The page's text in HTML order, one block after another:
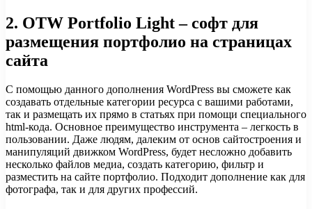
2. OTW Portfolio Light – софт для
размещения портфолио на страницах
сайта
С помощью данного дополнения WordPress вы сможете как
создавать отдельные категории ресурса с вашими работами,
так и размещать их прямо в статьях при помощи специального
html-кода. Основное преимущество инструмента – легкость в
пользовании. Даже людям, далеким от основ сайтостроения и
манипуляций движком WordPress, будет несложно добавить
несколько файлов медиа, создать категорию, фильтр и
разместить на сайте портфолио. Подходит дополнение как для
фотографа, так и для других профессий.